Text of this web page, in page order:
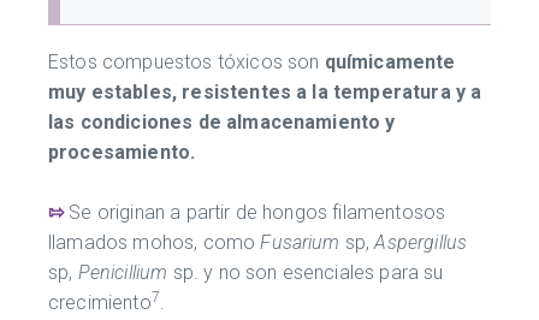
Estos compuestos tóxicos son químicamente
muy estables, resistentes a la temperatura y a
las condiciones de almacenamiento y
procesamiento.
⇰ Se originan a partir de hongos filamentosos
llamados mohos, comoFusarium sp,Aspergillus
sp, Penicillium sp. y no son esenciales para su
crecimiento7.